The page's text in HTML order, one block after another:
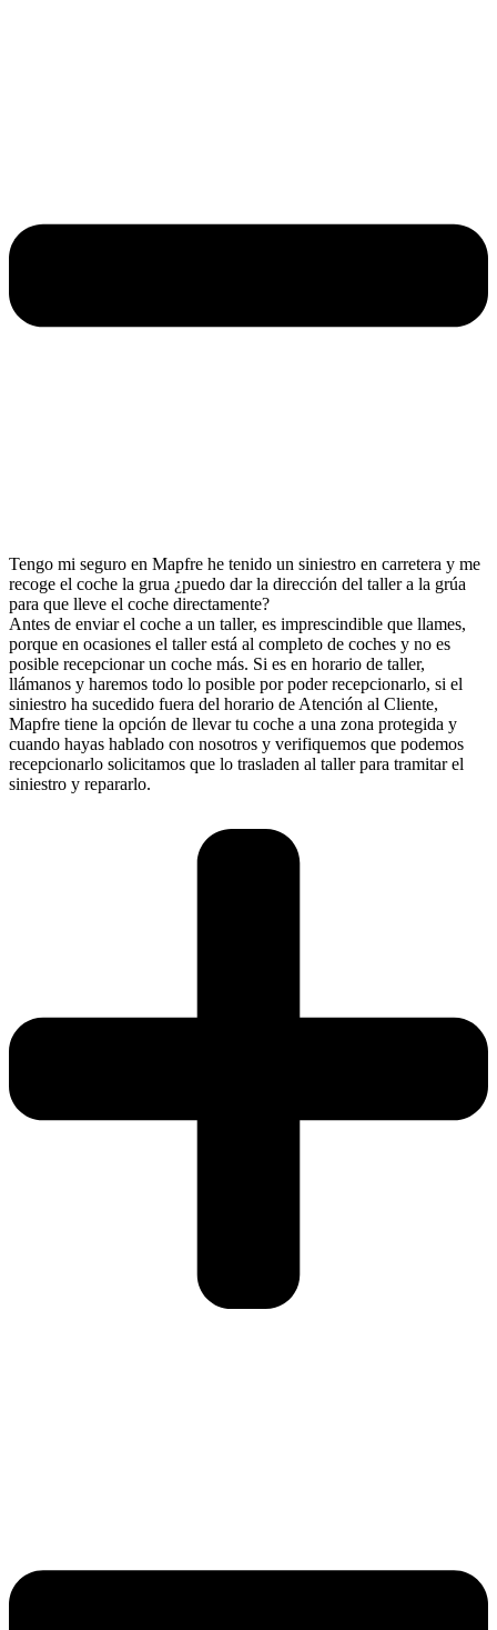
Tengo mi seguro en Mapfre he tenido un siniestro en carretera y me
recoge el coche la grua ¿puedo dar la dirección del taller a la grúa
para que lleve el coche directamente?
Antes de enviar el coche a un taller, es imprescindible que llames,
porque en ocasiones el taller está al completo de coches y no es
posible recepcionar un coche más. Si es en horario de taller,
llámanos y haremos todo lo posible por poder recepcionarlo, si el
siniestro ha sucedido fuera del horario de Atención al Cliente,
Mapfre tiene la opción de llevar tu coche a una zona protegida y
cuando hayas hablado con nosotros y verifiquemos que podemos
recepcionarlo solicitamos que lo trasladen al taller para tramitar el
siniestro y repararlo.